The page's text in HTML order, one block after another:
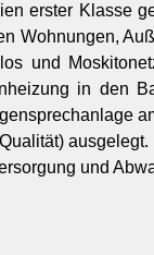
erster Klasse
Wohnungen,
und
in den
ausgelegt.
und